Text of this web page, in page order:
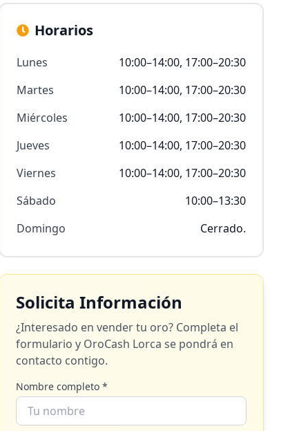
Horarios
Lunes
10:00–14:00, 17:00–20:30
Martes
10:00–14:00, 17:00–20:30
Miércoles
10:00–14:00, 17:00–20:30
Jueves
10:00–14:00, 17:00–20:30
Viernes
10:00–14:00, 17:00–20:30
Sábado
10:00–13:30
Domingo
Cerrado.
Solicita Información
¿Interesado en vender tu oro? Completa el
formulario y OroCash Lorca se pondrá en
contacto contigo.
Nombre completo *